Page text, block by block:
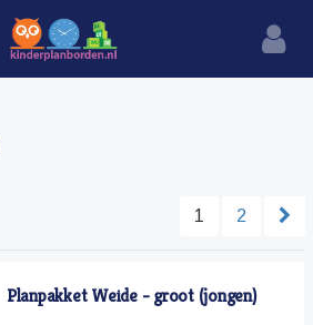
1 2
Planpakket Weide - groot (jongen)